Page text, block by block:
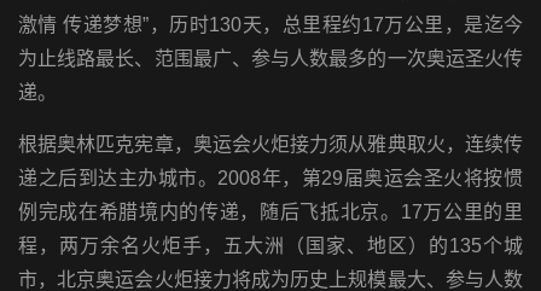
激情 传递梦想”，历时130天，总里程约17万公里，是迄今
为止线路最长、范围最广、参与人数最多的一次奥运圣火传
递。
根据奥林匹克宪章，奥运会火炬接力须从雅典取火，连续传
递之后到达主办城市。2008年，第29届奥运会圣火将按惯
例完成在希腊境内的传递，随后飞抵北京。17万公里的里
程，两万余名火炬手，五大洲（国家、地区）的135个城
市，北京奥运会火炬接力将成为历史上规模最大、参与人数